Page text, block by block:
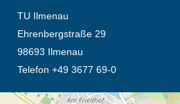
TU Ilmenau
Ehrenbergstraße 29
98693 Ilmenau
Telefon +49 3677 69-0
Öffnet die Anfahrtsbeschreibung in